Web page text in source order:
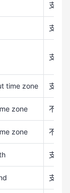
支持
支持
支持
time zone 支持
zone 不支
zone 不支
支持
支持